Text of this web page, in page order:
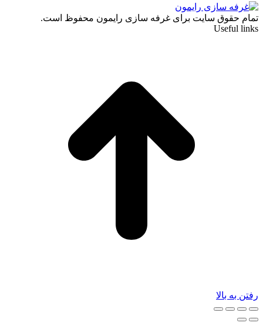
تمام حقوق سایت برای غرفه سازی رایمون محفوظ است.
Useful links
رفتن به بالا